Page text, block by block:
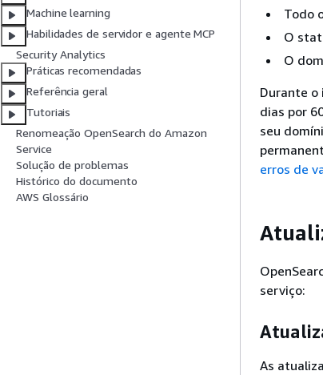
Machine learning
Habilidades de servidor e agente MCP
Security Analytics
Práticas recomendadas
Referência geral
Tutoriais
Renomeação OpenSearch do Amazon
Service
Solução de problemas
Histórico do documento
AWS Glossário
Todo
O
O
Durante o
dias por
seu
erros de
serviço:
As